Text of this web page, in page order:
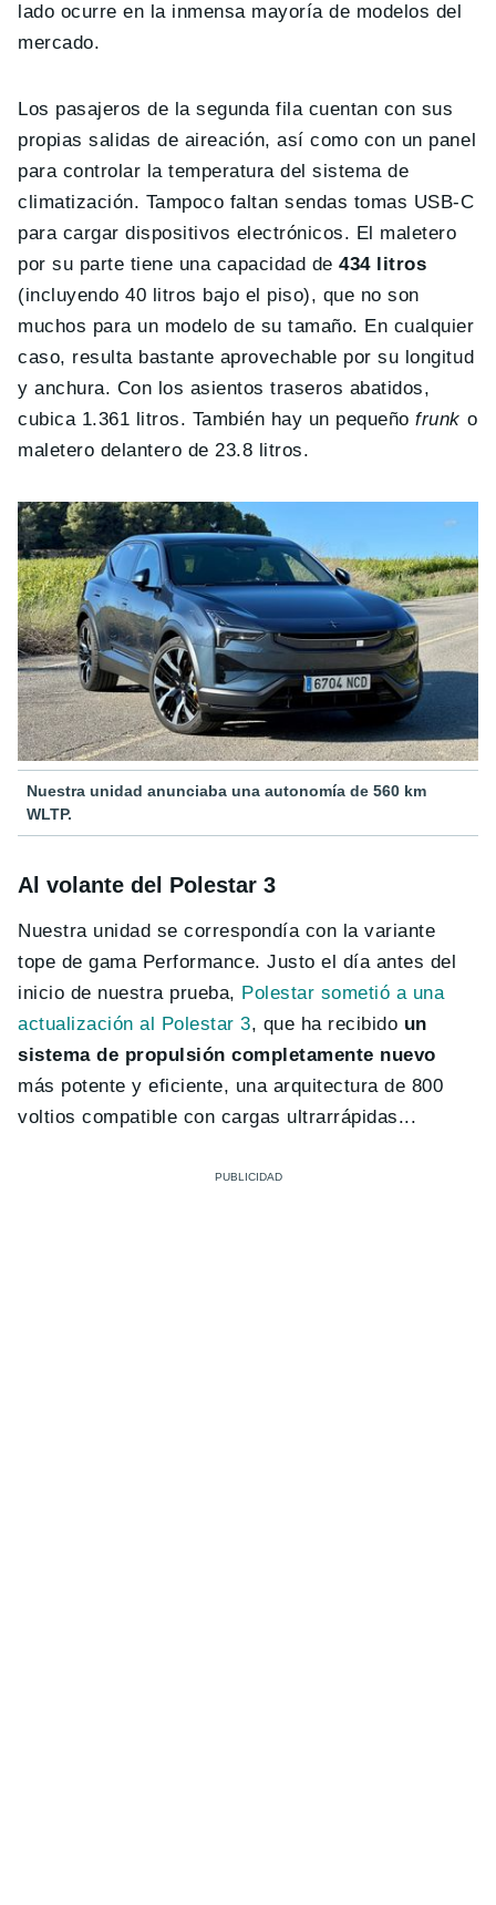
lado ocurre en la inmensa mayoría de modelos del
mercado.
Los pasajeros de la segunda fila cuentan con sus
propias salidas de aireación, así como con un panel
para controlar la temperatura del sistema de
climatización. Tampoco faltan sendas tomas USB-C
para cargar dispositivos electrónicos. El maletero
por su parte tiene una capacidad de434 litros
(incluyendo 40 litros bajo el piso), que no son
muchos para un modelo de su tamaño. En cualquier
caso, resulta bastante aprovechable por su longitud
y anchura. Con los asientos traseros abatidos,
cubica 1.361 litros. También hay un pequeñofrunk o
maletero delantero de 23.8 litros.
Nuestra unidad anunciaba una autonomía de 560 km
WLTP.
Al volante del Polestar 3
Nuestra unidad se correspondía con la variante
tope de gama Performance. Justo el día antes del
inicio de nuestra prueba, Polestar sometió a una
actualización al Polestar 3, que ha recibido un
sistema de propulsión completamente nuevo
más potente y eficiente, una arquitectura de 800
voltios compatible con cargas ultrarrápidas...